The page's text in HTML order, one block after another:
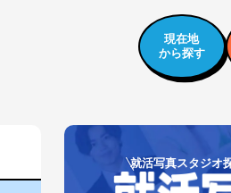
現在地
から探す
就活写真スタジオ